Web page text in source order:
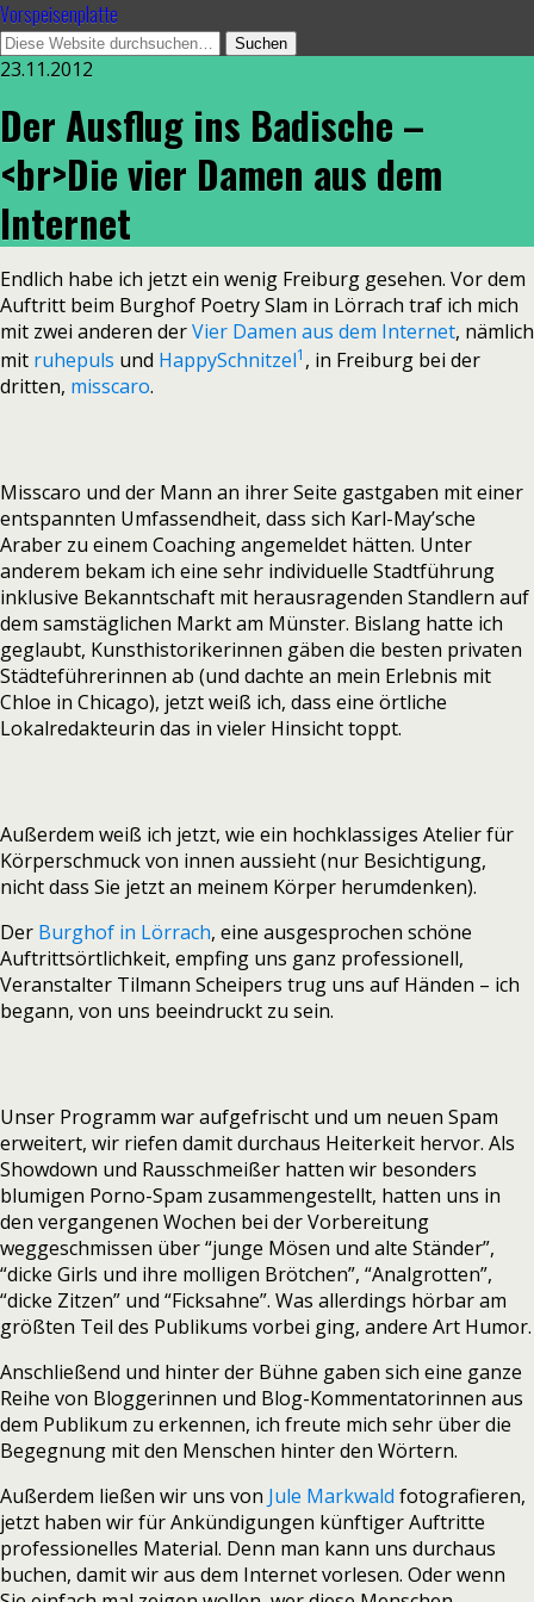
Vorspeisenplatte
23.11.2012
Der Ausflug ins Badische –
<br>Die vier Damen aus dem
Internet
Endlich habe ich jetzt ein wenig Freiburg gesehen. Vor dem
Auftritt beim Burghof Poetry Slam in Lörrach traf ich mich
mit zwei anderen derVier Damen aus dem Internet, nämlich
mit ruhepuls und HappySchnitzel1 , in Freiburg bei der
dritten, misscaro.
Misscaro und der Mann an ihrer Seite gastgaben mit einer
entspannten Umfassendheit, dass sich Karl-May’sche
Araber zu einem Coaching angemeldet hätten. Unter
anderem bekam ich eine sehr individuelle Stadtführung
inklusive Bekanntschaft mit herausragenden Standlern auf
dem samstäglichen Markt am Münster. Bislang hatte ich
geglaubt, Kunsthistorikerinnen gäben die besten privaten
Städteführerinnen ab (und dachte an mein Erlebnis mit
Chloe in Chicago), jetzt weiß ich, dass eine örtliche
Lokalredakteurin das in vieler Hinsicht toppt.
Außerdem weiß ich jetzt, wie ein hochklassiges Atelier für
Körperschmuck von innen aussieht (nur Besichtigung,
nicht dass Sie jetzt an meinem Körper herumdenken).
Der Burghof in Lörrach, eine ausgesprochen schöne
Auftrittsörtlichkeit, empfing uns ganz professionell,
Veranstalter Tilmann Scheipers trug uns auf Händen – ich
begann, von uns beeindruckt zu sein.
Unser Programm war aufgefrischt und um neuen Spam
erweitert, wir riefen damit durchaus Heiterkeit hervor. Als
Showdown und Rausschmeißer hatten wir besonders
blumigen Porno-Spam zusammengestellt, hatten uns in
den vergangenen Wochen bei der Vorbereitung
weggeschmissen über “junge Mösen und alte Ständer”,
“dicke Girls und ihre molligen Brötchen”, “Analgrotten”,
“dicke Zitzen” und “Ficksahne”. Was allerdings hörbar am
größten Teil des Publikums vorbei ging, andere Art Humor.
Anschließend und hinter der Bühne gaben sich eine ganze
Reihe von Bloggerinnen und Blog-Kommentatorinnen aus
dem Publikum zu erkennen, ich freute mich sehr über die
Begegnung mit den Menschen hinter den Wörtern.
Außerdem ließen wir uns von Jule Markwald fotografieren,
jetzt haben wir für Ankündigungen künftiger Auftritte
professionelles Material. Denn man kann uns durchaus
buchen, damit wir aus dem Internet vorlesen. Oder wenn